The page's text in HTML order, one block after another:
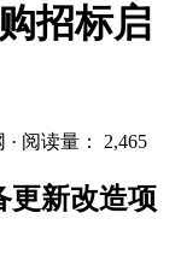
招标启
· 阅读量： 2,465
更新改造项